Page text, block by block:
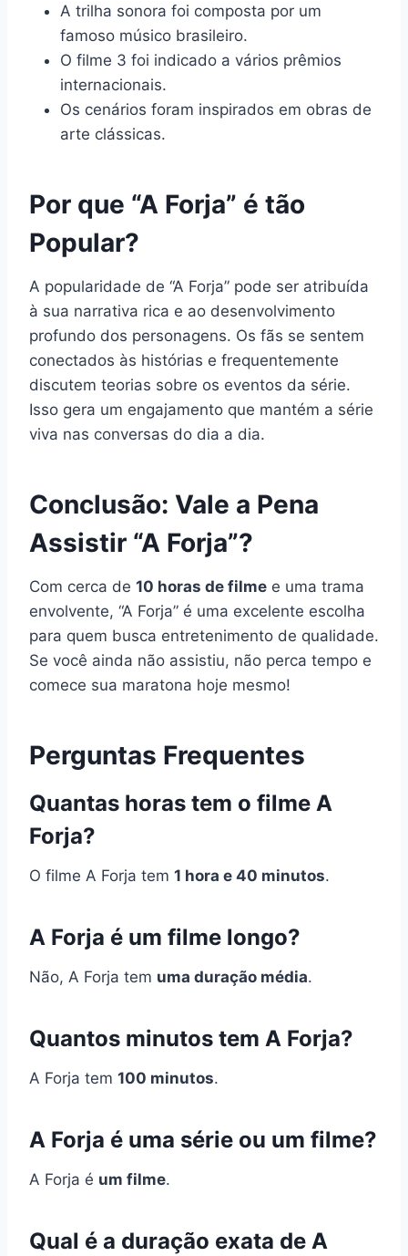
A trilha sonora foi composta por um
famoso músico brasileiro.
O filme 3 foi indicado a vários prêmios
internacionais.
Os cenários foram inspirados em obras de
arte clássicas.
Por que “A Forja” é tão
Popular?
A popularidade de “A Forja” pode ser atribuída
à sua narrativa rica e ao desenvolvimento
profundo dos personagens. Os fãs se sentem
conectados às histórias e frequentemente
discutem teorias sobre os eventos da série.
Isso gera um engajamento que mantém a série
viva nas conversas do dia a dia.
Conclusão: Vale a Pena
Assistir “A Forja”?
Com cerca de 10 horas de filme e uma trama
envolvente, “A Forja” é uma excelente escolha
para quem busca entretenimento de qualidade.
Se você ainda não assistiu, não perca tempo e
comece sua maratona hoje mesmo!
Perguntas Frequentes
Quantas horas tem o filme A
Forja?
O filme A Forja tem 1 hora e 40 minutos.
A Forja é um filme longo?
Não, A Forja tem uma duração média.
Quantos minutos tem A Forja?
A Forja tem 100 minutos.
A Forja é uma série ou um filme?
A Forja é um filme.
Qual é a duração exata de A